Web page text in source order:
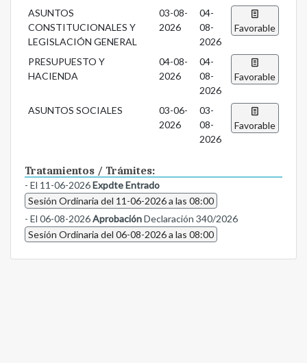
ASUNTOS
CONSTITUCIONALES Y
LEGISLACIÓN GENERAL
03-08-
2026
04-
08-
2026
Favorable
PRESUPUESTO Y
HACIENDA
04-08-
2026
04-
08-
2026
Favorable
ASUNTOS SOCIALES
03-06-
2026
03-
08-
2026
Favorable
Tratamientos / Trámites:
- El 11-06-2026Expdte Entrado
Sesión Ordinaria del 11-06-2026 a las 08:00
- El 06-08-2026AprobaciónDeclaración 340/2026
Sesión Ordinaria del 06-08-2026 a las 08:00